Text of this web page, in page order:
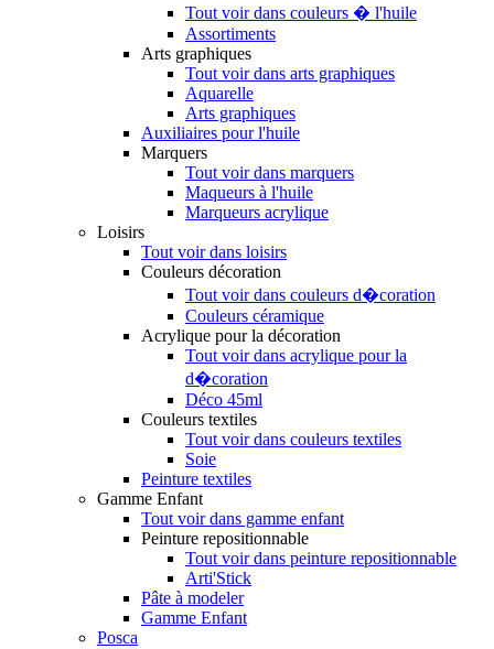
Tout voir dans couleurs � l'huile
Assortiments
Arts graphiques
Tout voir dans arts graphiques
Aquarelle
Arts graphiques
Auxiliaires pour l'huile
Marquers
Tout voir dans marquers
Maqueurs à l'huile
Marqueurs acrylique
Loisirs
Tout voir dans loisirs
Couleurs décoration
Tout voir dans couleurs d�coration
Couleurs céramique
Acrylique pour la décoration
Tout voir dans acrylique pour la
d�coration
Déco 45ml
Couleurs textiles
Tout voir dans couleurs textiles
Soie
Peinture textiles
Gamme Enfant
Tout voir dans gamme enfant
Peinture repositionnable
Tout voir dans peinture repositionnable
Arti'Stick
Pâte à modeler
Gamme Enfant
Posca